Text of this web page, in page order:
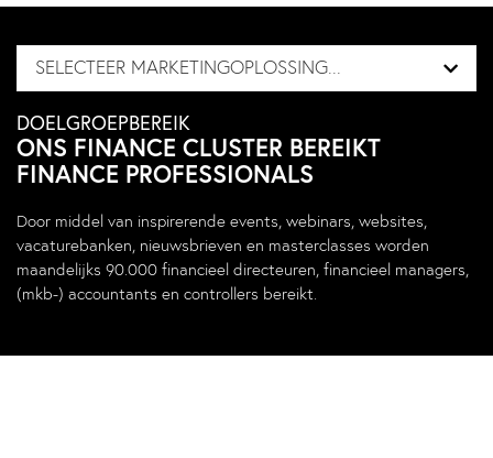
SELECTEER MARKETINGOPLOSSING...
DOELGROEPBEREIK
ONS FINANCE CLUSTER BEREIKT
FINANCE PROFESSIONALS
Door middel van inspirerende events, webinars, websites,
vacaturebanken, nieuwsbrieven en masterclasses worden
maandelijks 90.000 financieel directeuren, financieel managers,
(mkb-) accountants en controllers bereikt.